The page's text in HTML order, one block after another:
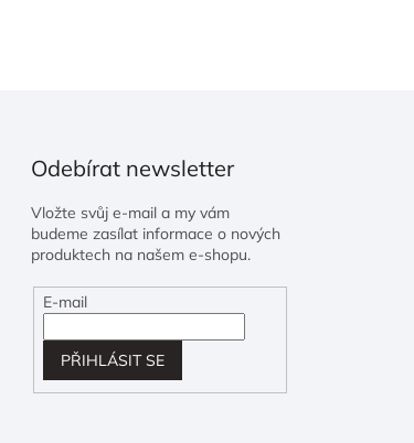
Odebírat newsletter
Vložte svůj e-mail a my vám
budeme zasílat informace o nových
produktech na našem e-shopu.
E-mail
PŘIHLÁSIT SE